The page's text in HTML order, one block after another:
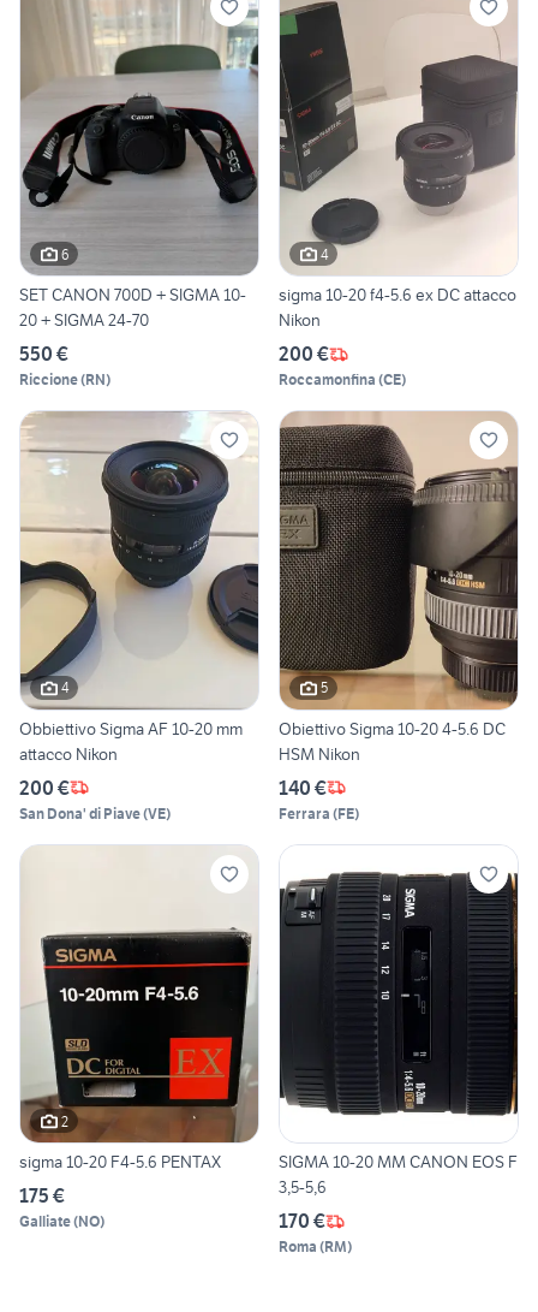
6
SET CANON 700D + SIGMA 10-
20 + SIGMA 24-70
550 €
Riccione(RN)
4
sigma 10-20 f4-5.6 ex DC attacco
Nikon
200 €
Roccamonfina (CE)
4
Obbiettivo Sigma AF 10-20 mm
attacco Nikon
200 €
San Dona' di Piave(VE)
5
Obiettivo Sigma 10-20 4-5.6 DC
HSM Nikon
140 €
Ferrara (FE)
2
sigma 10-20 F4-5.6 PENTAX
175 €
Galliate(NO)
SIGMA 10-20 MM CANON EOS F
3,5-5,6
170 €
Roma (RM)